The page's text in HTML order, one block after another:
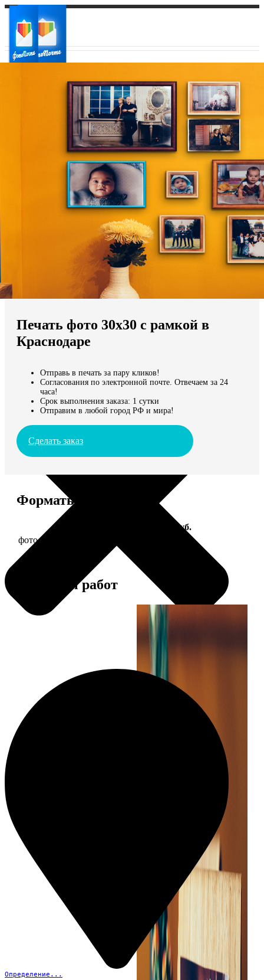
Ваш регион доставки
Выберите из списка:
Мы доставляем по всему миру
Продолжить без города
Определение...
Печать фото 30х30 с рамкой в
Краснодаре
Отправь в печать за пару кликов!
Согласования по электронной почте. Отвечаем за 24
часа!
Срок выполнения заказа: 1 сутки
Отправим в любой город РФ и мира!
Сделать заказ
Форматы и цены
Цена, руб.
фото 30х30 в деревянной рамке
Примеры работ